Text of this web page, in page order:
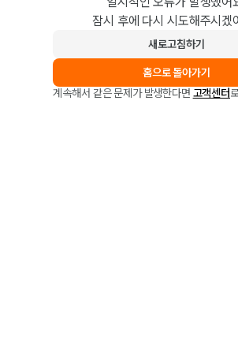
잠시 후에 다시 시도해주시겠
새로고침하기
홈으로 돌아가기
계속해서 같은 문제가 발생한다면 고객센터